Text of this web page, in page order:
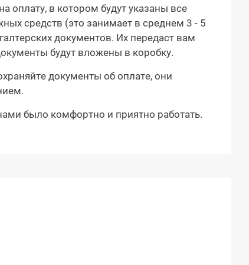
в котором будут указаны все
средств (это занимает в среднем 3 - 5
документов. Их передаст вам
будут вложены в коробку.
документы об оплате, они
было комфортно и приятно работать.